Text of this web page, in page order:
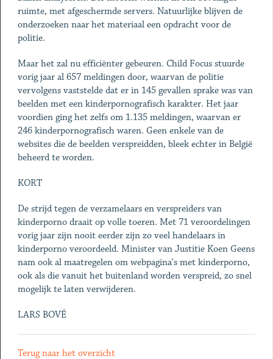
ruimte, met afgeschermde servers. Natuurlijke blijven de
onderzoeken naar het materiaal een opdracht voor de
politie.
Maar het zal nu efficiënter gebeuren. Child Focus stuurde
vorig jaar al 657 meldingen door, waarvan de politie
vervolgens vaststelde dat er in 145 gevallen sprake was van
beelden met een kinderpornografisch karakter. Het jaar
voordien ging het zelfs om 1.135 meldingen, waarvan er
246 kinderpornografisch waren. Geen enkele van de
websites die de beelden verspreidden, bleek echter in België
beheerd te worden.
KORT
De strijd tegen de verzamelaars en verspreiders van
kinderporno draait op volle toeren. Met 71 veroordelingen
vorig jaar zijn nooit eerder zijn zo veel handelaars in
kinderporno veroordeeld. Minister van Justitie Koen Geens
nam ook al maatregelen om webpagina's met kinderporno,
ook als die vanuit het buitenland worden verspreid, zo snel
mogelijk te laten verwijderen.
LARS BOVÉ
Terug naar het overzicht